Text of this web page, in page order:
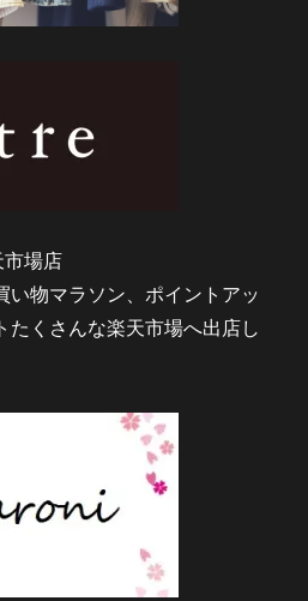
場店
い物マラソン、ポイントアッ
たくさんな楽天市場へ出店し